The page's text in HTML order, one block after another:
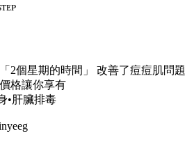
2個星期的時間」 改善了痘痘肌問題
格讓你享有
•肝臟排毒